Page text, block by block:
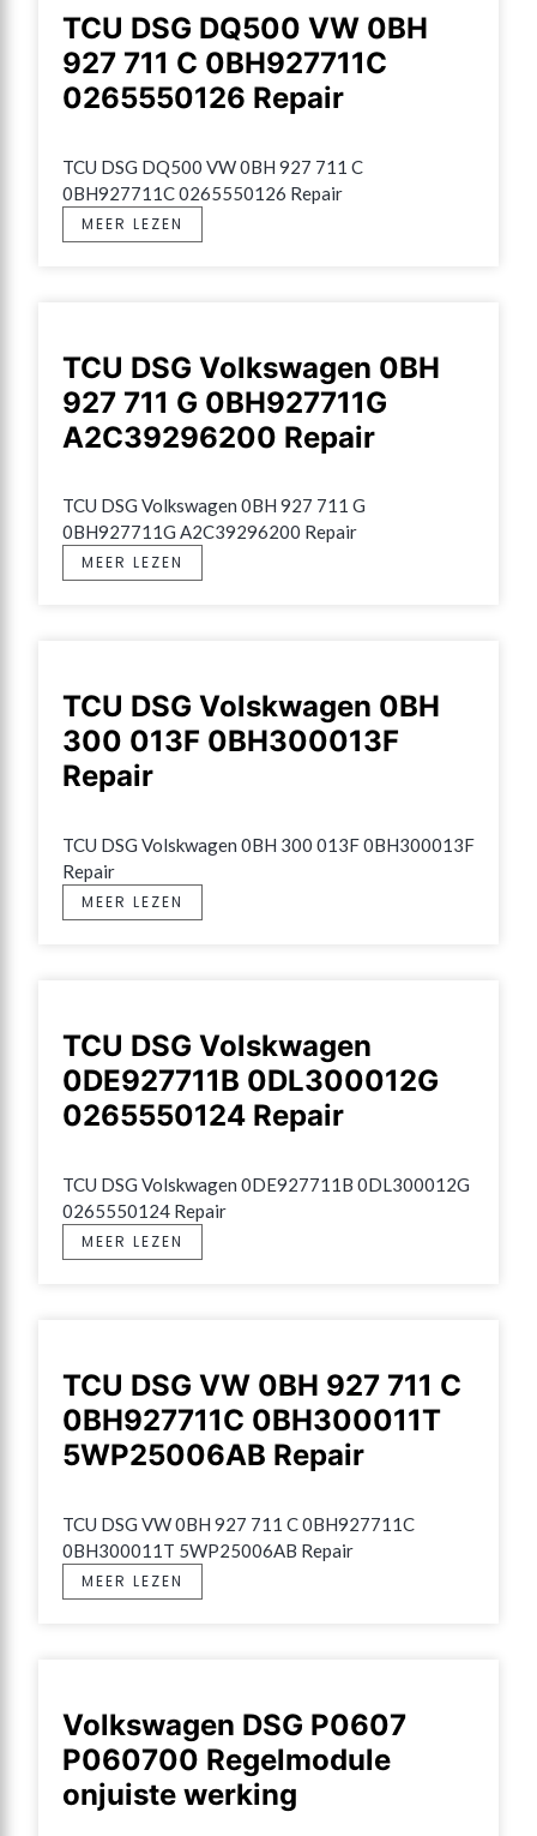
TCU DSG DQ500 VW 0BH
927 711 C 0BH927711C
0265550126 Repair
TCU DSG DQ500 VW 0BH 927 711 C
0BH927711C 0265550126 Repair
MEER LEZEN
TCU DSG Volkswagen 0BH
927 711 G 0BH927711G
A2C39296200 Repair
TCU DSG Volkswagen 0BH 927 711 G
0BH927711G A2C39296200 Repair
MEER LEZEN
TCU DSG Volskwagen 0BH
300 013F 0BH300013F
Repair
TCU DSG Volskwagen 0BH 300 013F 0BH300013F
Repair
MEER LEZEN
TCU DSG Volskwagen
0DE927711B 0DL300012G
0265550124 Repair
TCU DSG Volskwagen 0DE927711B 0DL300012G
0265550124 Repair
MEER LEZEN
TCU DSG VW 0BH 927 711 C
0BH927711C 0BH300011T
5WP25006AB Repair
TCU DSG VW 0BH 927 711 C 0BH927711C
0BH300011T 5WP25006AB Repair
MEER LEZEN
Volkswagen DSG P0607
P060700 Regelmodule
onjuiste werking